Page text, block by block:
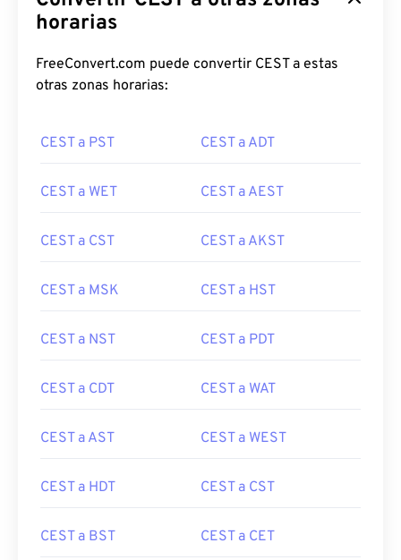
horarias
FreeConvert.com puede convertir CEST a estas
otras zonas horarias:
CEST a PST CEST a ADT
CEST a WET CEST a AEST
CEST a CST CEST a AKST
CEST a MSK CEST a HST
CEST a NST CEST a PDT
CEST a CDT CEST a WAT
CEST a AST CEST a WEST
CEST a HDT CEST a CST
CEST a BST CEST a CET